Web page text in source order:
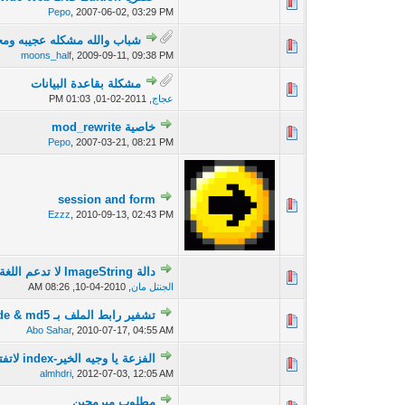
Pepo, 2007-06-02, 03:29 PM
شباب والله مشكله عجيبه
moons_half, 2009-09-11, 09:38 PM
0 أصوات - 0 من معدل 5 أصوات
مشكلة بقاعدة البيانات
عجاج 2011-02-01, 01:03 PM
خاصية mod_rewrite
Pepo, 2007-03-21, 08:21 PM
session and form
Ezzz 2010-09-13, 02:43 PM
دالة ImageString لا تدعم اللغة العربية ؟؟؟؟
الجنتل مان ,
2010-04-10, 08:26 AM
0 أصوات - 0 من معدل 5 أصوات
تشفير رابط الملف بـ encode & md5
Abo Sahar, 2010-07-17, 04:55 AM
0 أصوات - 0 من معدل 5 أصوات
الفزعة يا وجيه الخير-index لاتفتح في السيرفر
almhdri, 2012-07-03, 12:05 AM
0 أصوات - 0 من معدل 5 أصوات
مطلوب مبرمجين